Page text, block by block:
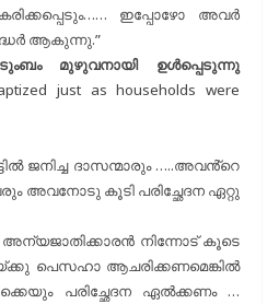
ഇപ്പോഴോ അവർ
ആകുന്നു.”
മുഴുവനായി ഉൾപ്പെടുന്നു
just as households were
ജനിച്ച ദാസന്മാരും …..അവൻ്റെ
അവനോടു കൂടി പരിച്ഛേദന ഏറ്റു
അന്യജാതിക്കാരൻ നിന്നോട് കൂടെ
പെസഹാ ആചരിക്കണമെങ്കിൽ
പരിച്ഛേദന ഏൽക്കണം …